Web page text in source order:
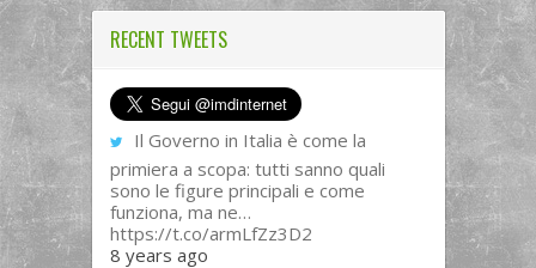
RECENT TWEETS
Il Governo in Italia è come la
primiera a scopa: tutti sanno quali
sono le figure principali e come
funziona, ma ne…
https://t.co/armLfZz3D2
8 years ago